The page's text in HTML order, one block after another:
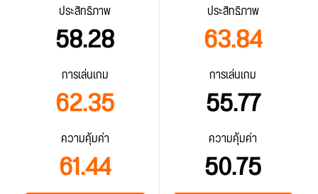
ประสิทธิภาพ
58.28
การเล่นเกม
62.35
ความคุ้มค่า
61.44
ประสิทธิภาพ
63.84
การเล่นเกม
55.77
ความคุ้มค่า
50.75